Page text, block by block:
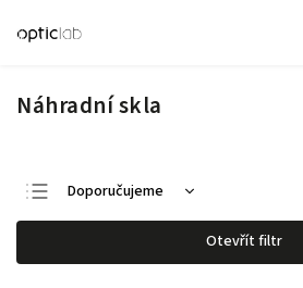
Náhradní skla
Doporučujeme
Nejlevnější
Nejdražší
Otevřít filtr